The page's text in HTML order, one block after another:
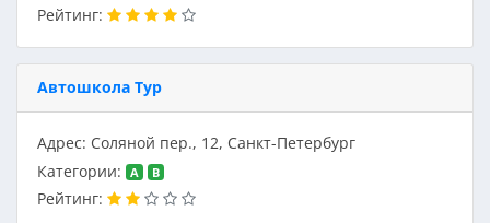
Рейтинг:
Автошкола Тур
Адрес: Соляной пер., 12, Санкт-Петербург
Категории:
A B
Рейтинг: